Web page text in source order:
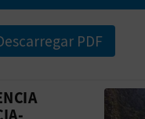
PDF
en